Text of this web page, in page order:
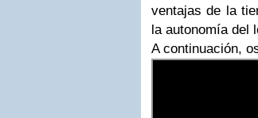
ventajas de la
la autonomía del
A continuación,